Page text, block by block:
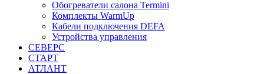
Обогреватели салона Termini
Комплекты WarmUp
Кабели подключения DEFA
Устройства управления
СЕВЕРС
СТАРТ
АТЛАНТ